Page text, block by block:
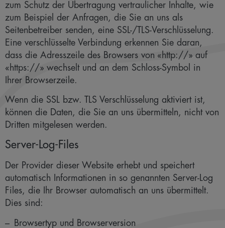
zum Schutz der Übertragung vertraulicher Inhalte, wie
zum Beispiel der Anfragen, die Sie an uns als
Seitenbetreiber senden, eine SSL-/TLS-Verschlüsselung.
Eine verschlüsselte Verbindung erkennen Sie daran,
dass die Adresszeile des Browsers von «http://» auf
«https://» wechselt und an dem Schloss-Symbol in
Ihrer Browserzeile.
Wenn die SSL bzw. TLS Verschlüsselung aktiviert ist,
können die Daten, die Sie an uns übermitteln, nicht von
Dritten mitgelesen werden.
Server-Log-Files
Der Provider dieser Website erhebt und speichert
automatisch Informationen in so genannten Server-Log
Files, die Ihr Browser automatisch an uns übermittelt.
Dies sind:
Browsertyp und Browserversion